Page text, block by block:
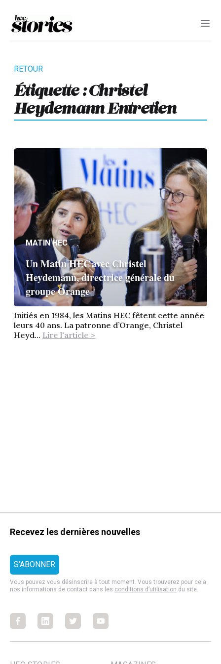
Étiquette : Christel
Heydemann Entretien
MATIN HEC
Un Matin HEC avec Christel
Heydemann, directrice générale du
groupe Orange
Initiés en 1984, les Matins HEC fêtent cette année
leurs 40 ans. La patronne d’Orange, Christel
Heyd... Lire l'article >
Recevez les dernières nouvelles
Vous pouvez vous désinscrire à tout moment. Vous trouverez pour cela
nos informations de contact dans les conditions d’utilisation du site.
FacebookFacebookFacebookFacebook